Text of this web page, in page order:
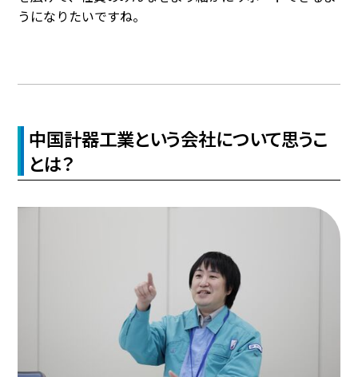
うになりたいですね。
中国計器工業という会社について思うこ
とは？